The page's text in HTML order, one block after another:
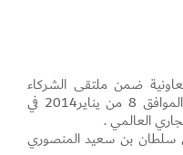
ضمن ملتقى الشركاء
الاستراتيجين 2013 وذلك يوم الأربعاء الموافق 8 من يناير2014 في
العالمي .
سلطان بن سعيد المنصوري